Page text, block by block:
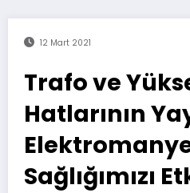
12 Mart 2021
Trafo ve
Hatlarının
Sağlığımızı